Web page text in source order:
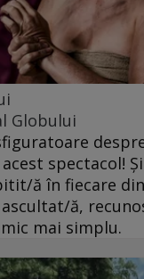
Globului
spectacol!
ă în fiecare
ă,
mai simplu.